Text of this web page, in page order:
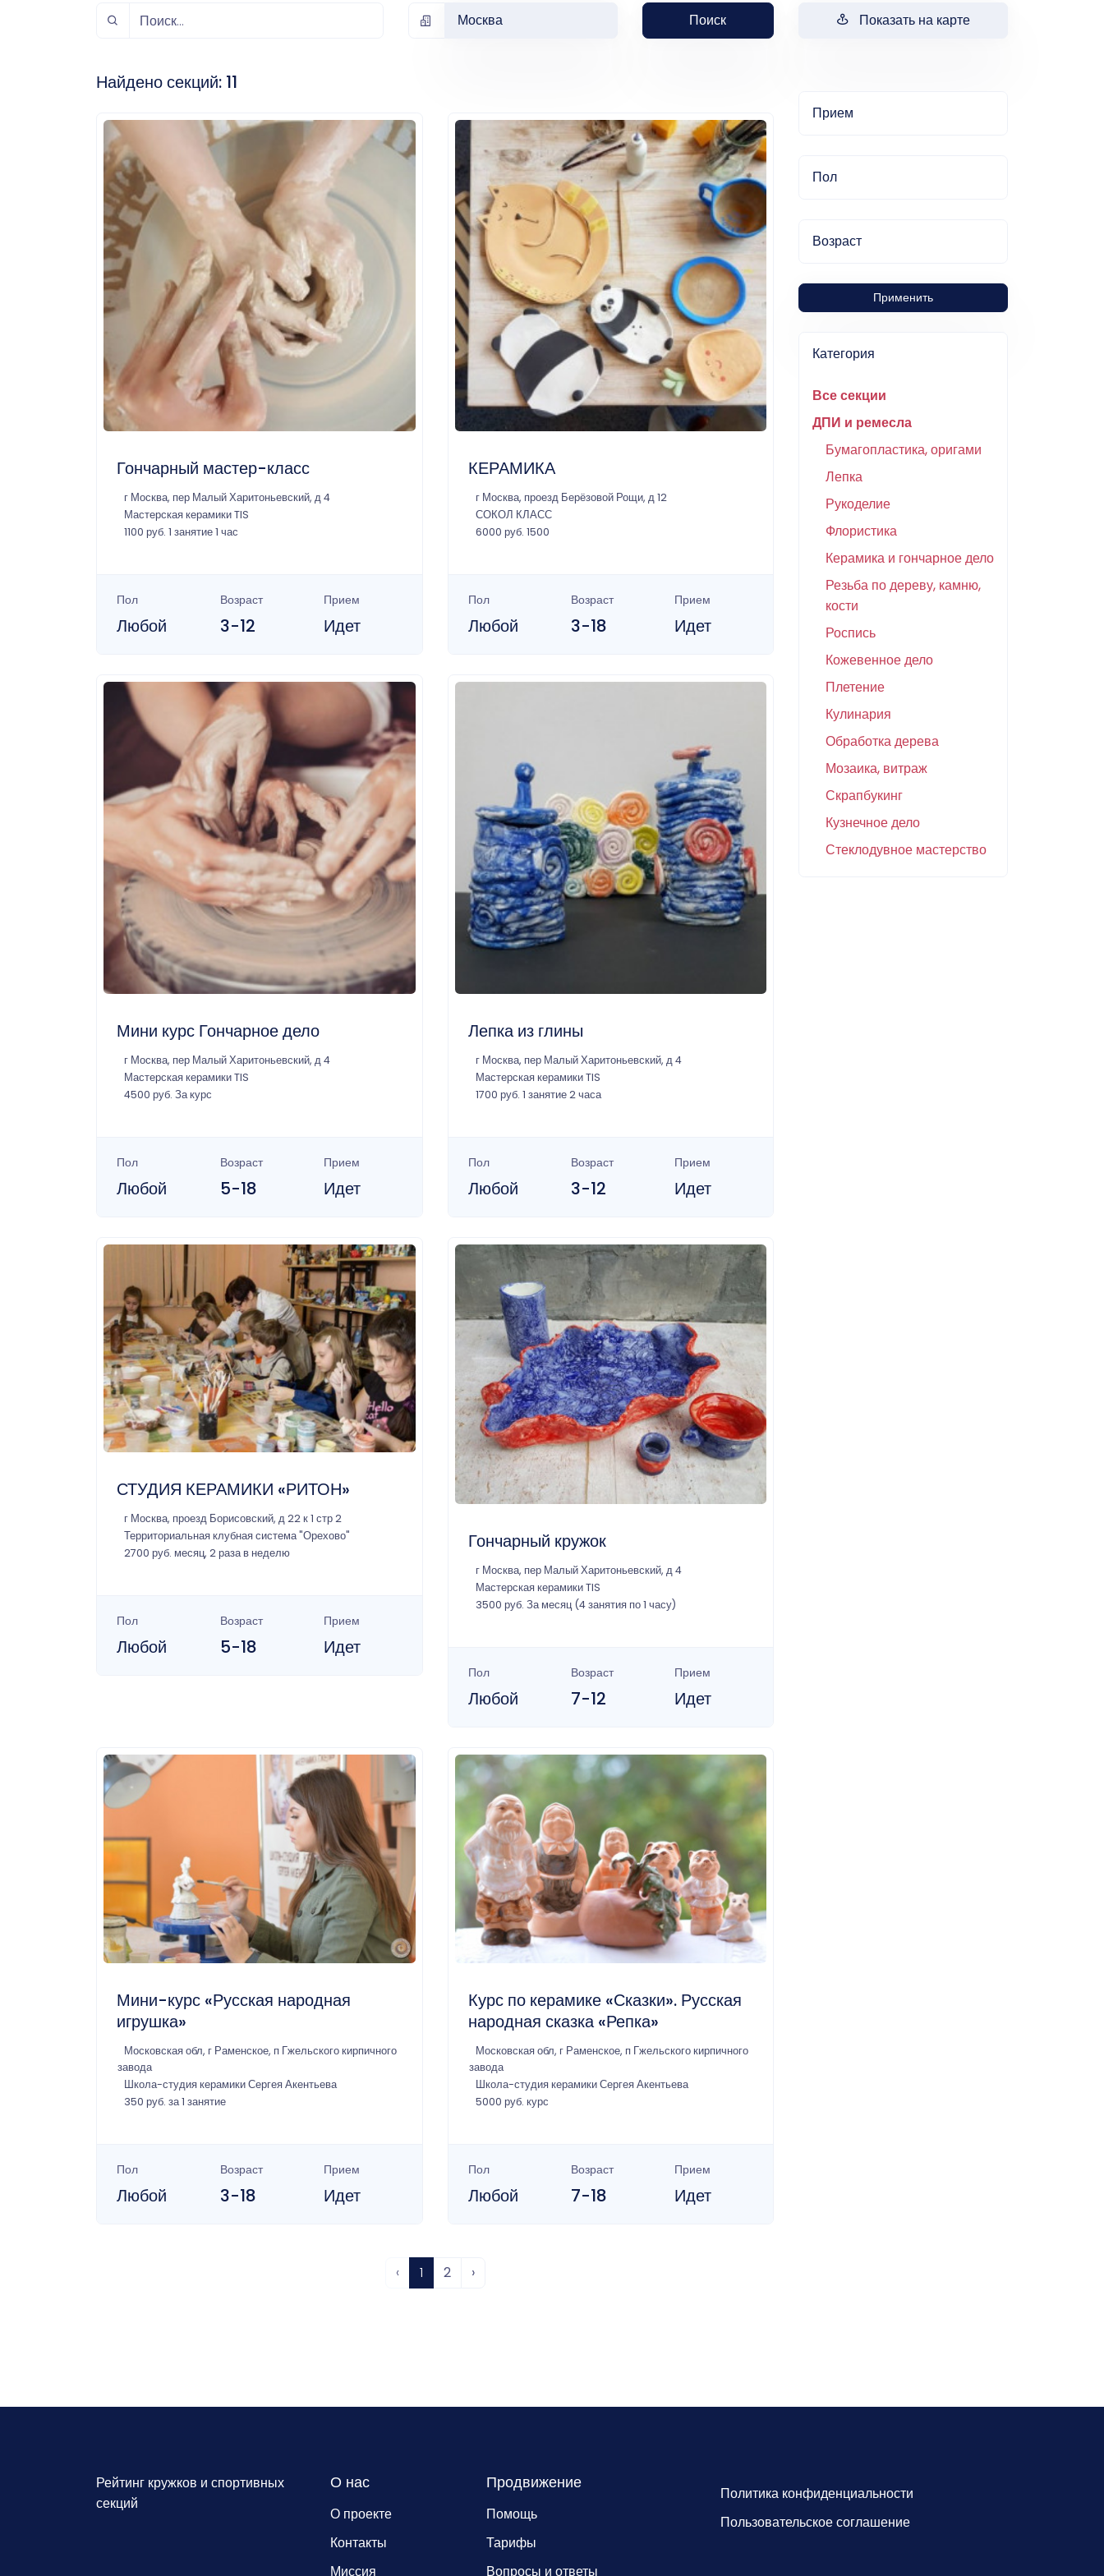
Индивидуально-
Москва Поиск Показать на карте
Прием
Пол
Возраст
Применить
Категория
Все секции
ДПИ и ремесла
Бумагопластика, оригами
Лепка
Рукоделие
Флористика
Керамика и гончарное дело
Резьба по дереву, камню,
кости
Роспись
Кожевенное дело
Плетение
Кулинария
Обработка дерева
Мозаика, витраж
Скрапбукинг
Кузнечное дело
Стеклодувное мастерство
Найдено секций: 11
Гончарный мастер-класс
г Москва, пер Малый Харитоньевский, д 4
Мастерская керамики TIS
1100 руб. 1 занятие 1 час
Пол
Любой
Возраст
3-12
Прием
Идет
КЕРАМИКА
г Москва, проезд Берёзовой Рощи, д 12
СОКОЛ КЛАСС
6000 руб. 1500
Пол
Любой
Возраст
3-18
Прием
Идет
Мини курс Гончарное дело
г Москва, пер Малый Харитоньевский, д 4
Мастерская керамики TIS
4500 руб. За курс
Пол
Любой
Возраст
5-18
Прием
Идет
Лепка из глины
г Москва, пер Малый Харитоньевский, д 4
Мастерская керамики TIS
1700 руб. 1 занятие 2 часа
Пол
Любой
Возраст
3-12
Прием
Идет
СТУДИЯ КЕРАМИКИ «РИТОН»
г Москва, проезд Борисовский, д 22 к 1 стр 2
Территориальная клубная система "Орехово"
2700 руб. месяц, 2 раза в неделю
Пол
Любой
Возраст
5-18
Прием
Идет
Гончарный кружок
г Москва, пер Малый Харитоньевский, д 4
Мастерская керамики TIS
3500 руб. За месяц (4 занятия по 1 часу)
Пол
Любой
Возраст
7-12
Прием
Идет
Мини-курс «Русская народная
игрушка»
Московская обл, г Раменское, п Гжельского кирпичного
завода
Школа-студия керамики Сергея Акентьева
350 руб. за 1 занятие
Пол
Любой
Возраст
3-18
Прием
Идет
Курс по керамике «Сказки». Русская
народная сказка «Репка»
Московская обл, г Раменское, п Гжельского кирпичного
завода
Школа-студия керамики Сергея Акентьева
5000 руб. курс
Пол
Любой
Возраст
7-18
Прием
Идет
‹ 1 2 ›
Рейтинг кружков и спортивных
секций
О нас
О проекте
Контакты
Миссия
Продвижение
Помощь
Тарифы
Вопросы и ответы
Политика конфиденциальности
Пользовательское соглашение